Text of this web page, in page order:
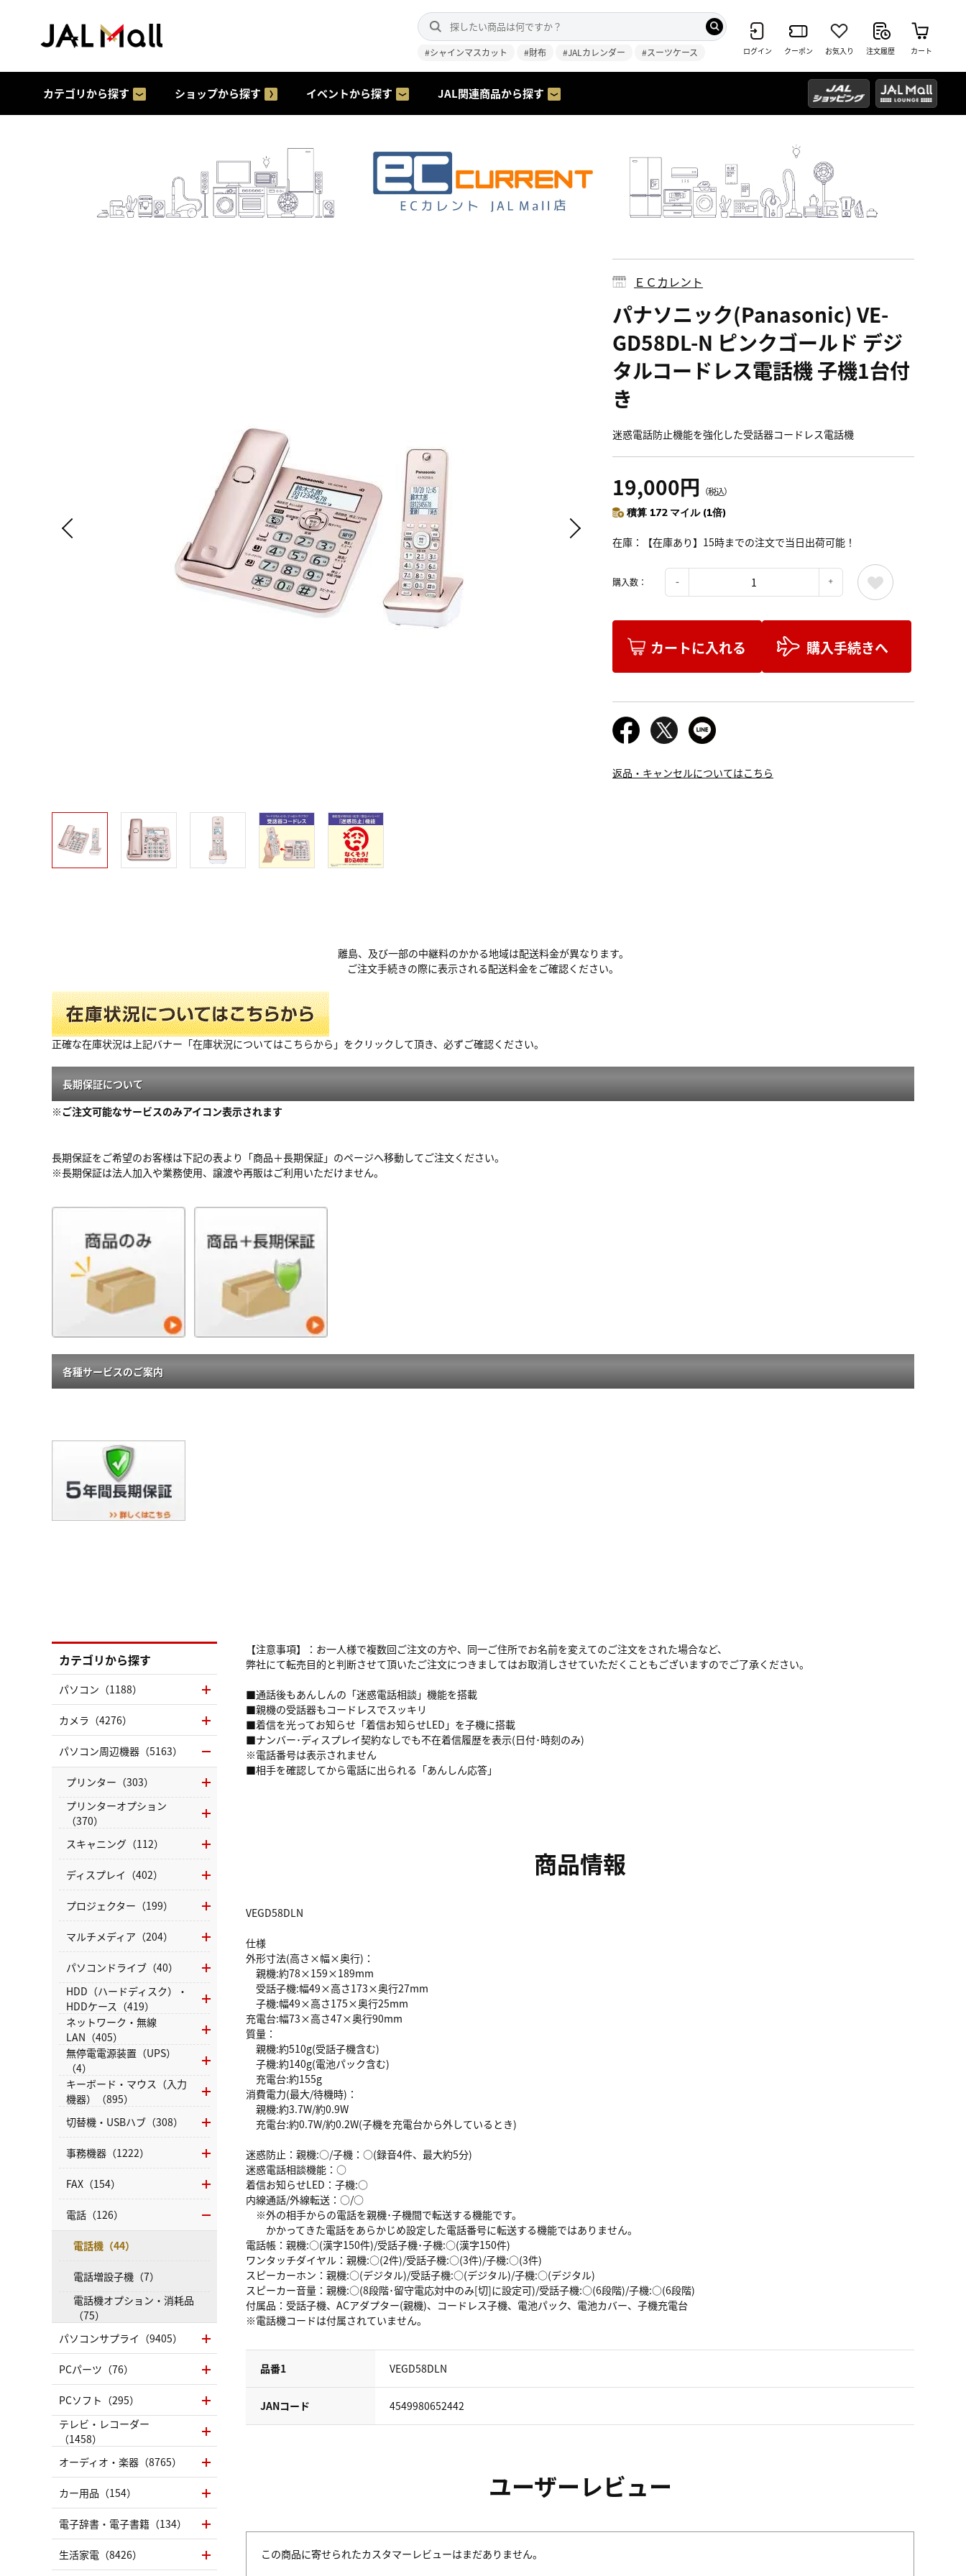
#シャインマスカット #財布 #JALカレンダー #スーツケース ログイン クーポン お気入り 注文履歴 カート
カテゴリから探す ショップから探す イベントから探す JAL関連商品から探す
ＥＣカレント
パナソニック(Panasonic) VE-
GD58DL-N ピンクゴールド デジ
タルコードレス電話機 子機1台付
き
迷惑電話防止機能を強化した受話器コードレス電話機
19,000円 （税込）
積算 172 マイル (1倍)
在庫 【在庫あり】15時までの注文で当日出荷可能！
購入数：
カートに入れる 購入手続きへ
返品・キャンセルについてはこちら
離島、及び一部の中継料のかかる地域は配送料金が異なります。
ご注文手続きの際に表示される配送料金をご確認ください。
正確な在庫状況は上記バナー「在庫状況についてはこちらから」をクリックして頂き、必ずご確認ください。
長期保証について
※ご注文可能なサービスのみアイコン表示されます
長期保証をご希望のお客様は下記の表より「商品＋長期保証」のページへ移動してご注文ください。
※長期保証は法人加入や業務使用、譲渡や再販はご利用いただけません。
各種サービスのご案内
【注意事項】：お一人様で複数回ご注文の方や、同一ご住所でお名前を変えてのご注文をされた場合など、
弊社にて転売目的と判断させて頂いたご注文につきましてはお取消しさせていただくこともございますのでご了承ください。
■通話後もあんしんの「迷惑電話相談」機能を搭載
■親機の受話器もコードレスでスッキリ
■着信を光ってお知らせ「着信お知らせLED」を子機に搭載
■ナンバー･ディスプレイ契約なしでも不在着信履歴を表示(日付･時刻のみ)
※電話番号は表示されません
■相手を確認してから電話に出られる「あんしん応答」
商品情報
VEGD58DLN
仕様
外形寸法(高さ×幅×奥行)：
親機:約78×159×189mm
受話子機:幅49×高さ173×奥行27mm
子機:幅49×高さ175×奥行25mm
充電台:幅73×高さ47×奥行90mm
質量：
親機:約510g(受話子機含む)
子機:約140g(電池パック含む)
充電台:約155g
消費電力(最大/待機時)：
親機:約3.7W/約0.9W
充電台:約0.7W/約0.2W(子機を充電台から外しているとき)
迷惑防止：親機:○/子機：○(録音4件、最大約5分)
迷惑電話相談機能：○
着信お知らせLED：子機:○
内線通話/外線転送：○/○
※外の相手からの電話を親機･子機間で転送する機能です。
かかってきた電話をあらかじめ設定した電話番号に転送する機能ではありません。
電話帳：親機:○(漢字150件)/受話子機･子機:○(漢字150件)
ワンタッチダイヤル：親機:○(2件)/受話子機:○(3件)/子機:○(3件)
スピーカーホン：親機:○(デジタル)/受話子機:○(デジタル)/子機:○(デジタル)
スピーカー音量：親機:○(8段階･留守電応対中のみ[切]に設定可)/受話子機:○(6段階)/子機:○(6段階)
付属品：受話子機、ACアダプター(親機)、コードレス子機、電池パック、電池カバー、子機充電台
※電話機コードは付属されていません。
品番1 VEGD58DLN
JANコード 4549980652442
ユーザーレビュー
この商品に寄せられたカスタマーレビューはまだありません。
カテゴリから探す
パソコン（1188）
カメラ（4276）
パソコン周辺機器（5163）
プリンター（303）
プリンターオプション
（370）
スキャニング（112）
ディスプレイ（402）
プロジェクター（199）
マルチメディア（204）
パソコンドライブ（40）
HDD（ハードディスク）・
HDDケース（419）
ネットワーク・無線
LAN（405）
無停電電源装置（UPS）
（4）
キーボード・マウス（入力
機器）（895）
切替機・USBハブ（308）
事務機器（1222）
FAX（154）
電話（126）
電話機（44）
電話増設子機（7）
電話機オプション・消耗品
（75）
パソコンサプライ（9405）
PCパーツ（76）
PCソフト（295）
テレビ・レコーダー
（1458）
オーディオ・楽器（8765）
カー用品（154）
電子辞書・電子書籍（134）
生活家電（8426）